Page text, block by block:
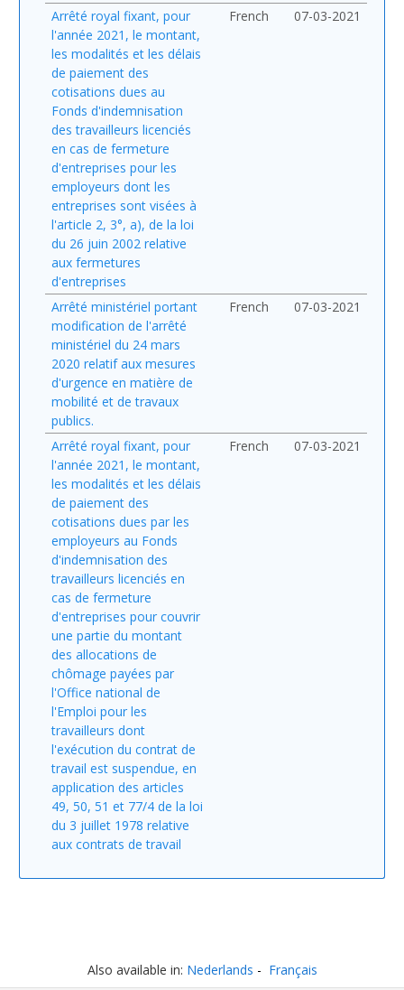
Arrêté royal fixant, pour
l'année 2021, le montant,
les modalités et les délais
de paiement des
cotisations dues au
Fonds d'indemnisation
des travailleurs licenciés
en cas de fermeture
d'entreprises pour les
employeurs dont les
entreprises sont visées à
l'article 2, 3°, a), de la loi
du 26 juin 2002 relative
aux fermetures
d'entreprises
French 07-03-2021
Arrêté ministériel portant
modification de l'arrêté
ministériel du 24 mars
2020 relatif aux mesures
d'urgence en matière de
mobilité et de travaux
publics.
French 07-03-2021
Arrêté royal fixant, pour
l'année 2021, le montant,
les modalités et les délais
de paiement des
cotisations dues par les
employeurs au Fonds
d'indemnisation des
travailleurs licenciés en
cas de fermeture
d'entreprises pour couvrir
une partie du montant
des allocations de
chômage payées par
l'Office national de
l'Emploi pour les
travailleurs dont
l'exécution du contrat de
travail est suspendue, en
application des articles
49, 50, 51 et 77/4 de la loi
du 3 juillet 1978 relative
aux contrats de travail
French 07-03-2021
Also available in: Nederlands Français